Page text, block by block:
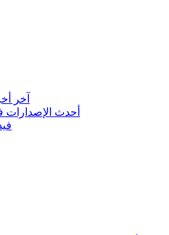
آخر
أحدث الإصدارات